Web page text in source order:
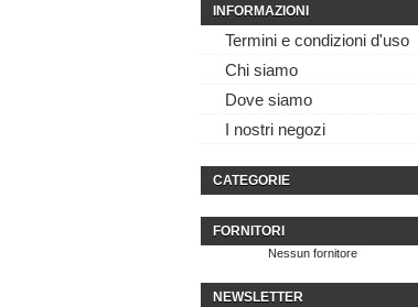
INFORMAZIONI
Termini e condizioni d'uso
Chi siamo
Dove siamo
I nostri negozi
CATEGORIE
FORNITORI
Nessun fornitore
NEWSLETTER